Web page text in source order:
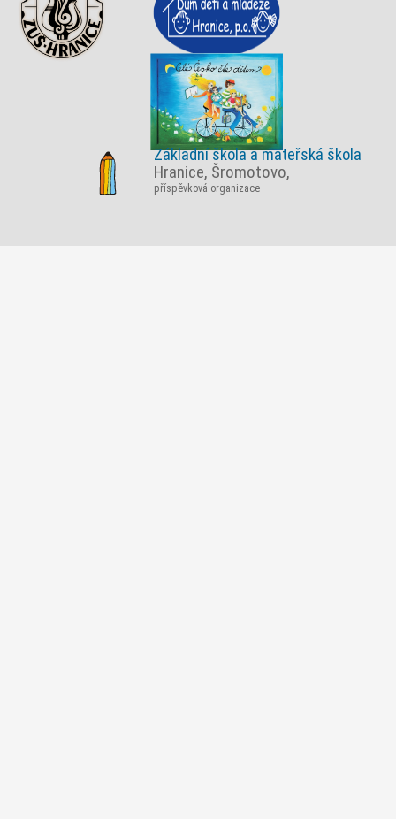
Základní škola a mateřská škola
Hranice, Šromotovo,
příspěvková organizace